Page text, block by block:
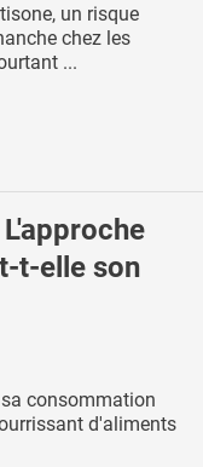
un risque
chez les
...
t-elle son
consommation
d'aliments